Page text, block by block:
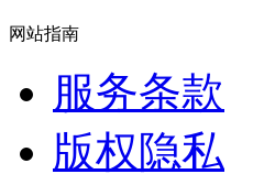
网站指南
服务条款
版权隐私